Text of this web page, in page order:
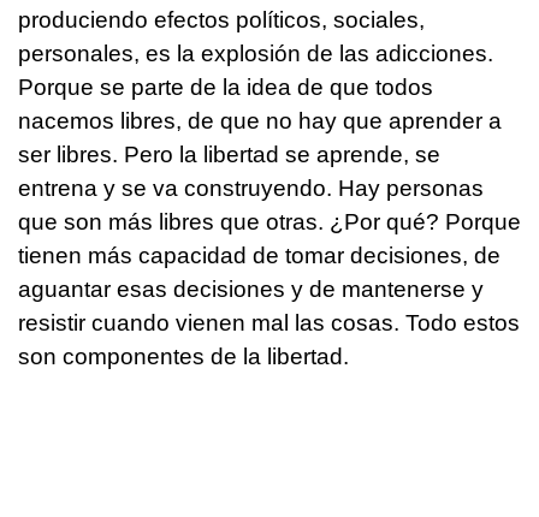
produciendo efectos políticos, sociales,
personales, es la explosión de las adicciones.
Porque se parte de la idea de que todos
nacemos libres, de que no hay que aprender a
ser libres. Pero la libertad se aprende, se
entrena y se va construyendo. Hay personas
que son más libres que otras. ¿Por qué? Porque
tienen más capacidad de tomar decisiones, de
aguantar esas decisiones y de mantenerse y
resistir cuando vienen mal las cosas. Todo estos
son componentes de la libertad.